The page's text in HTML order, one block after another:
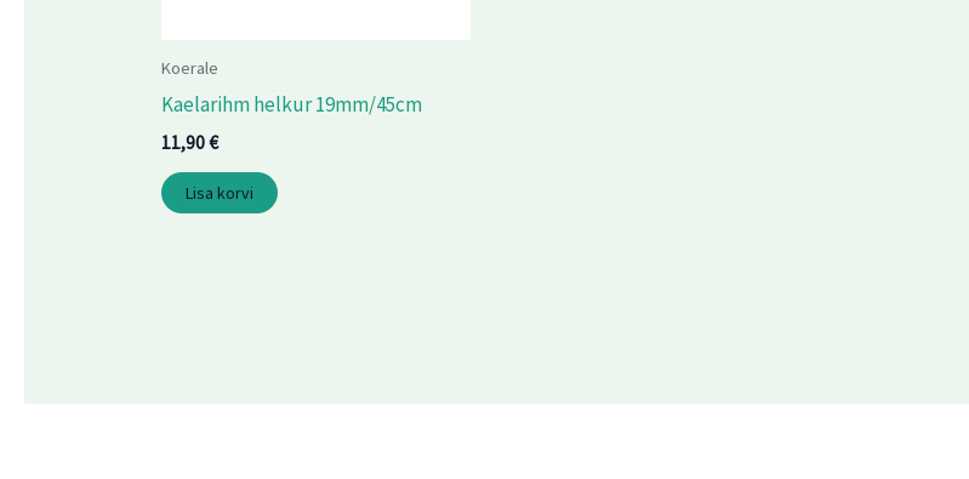
Koerale
Kaelarihm helkur 19mm/45cm
11,90€
Lisa korvi